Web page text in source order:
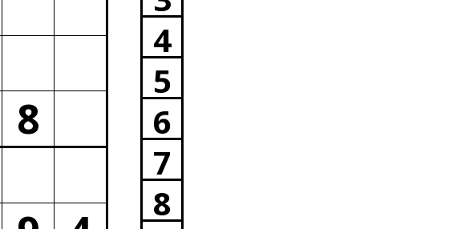
8
4
5
6
7
8